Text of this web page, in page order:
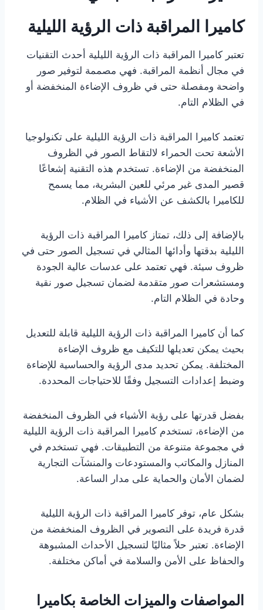
كاميرا المراقبة ذات الرؤية الليلية
تعتبر كاميرا المراقبة ذات الرؤية الليلية أحدث التقنيات
في مجال أنظمة المراقبة. فهي مصممة لتوفير صور
واضحة ومفصلة حتى في ظروف الإضاءة المنخفضة أو
في الظلام التام.
تعتمد كاميرا المراقبة ذات الرؤية الليلية على تكنولوجيا
الأشعة تحت الحمراء لالتقاط الصور في الظروف
المنخفضة من الإضاءة. تستخدم هذه التقنية إشعاعًا
قصير المدى غير مرئي للعين البشرية، مما يسمح
للكاميرا بالكشف عن الأشياء في الظلام.
بالإضافة إلى ذلك، تمتاز كاميرا المراقبة ذات الرؤية
الليلية بدقتها وأدائها المثالي في تسجيل الصور حتى في
ظروف سيئة. فهي تعتمد على عدسات عالية الجودة
ومستشعرات صور متقدمة لضمان تسجيل صور نقية
وحادة في الظلام التام.
كما أن كاميرا المراقبة ذات الرؤية الليلية قابلة للتعديل
بحيث يمكن تعديلها للتكيف مع ظروف الإضاءة
المختلفة. يمكن تحديد مدى الرؤية والحساسية للإضاءة
وضبط إعدادات التسجيل وفقًا للاحتياجات المحددة.
بفضل قدرتها على رؤية الأشياء في الظروف المنخفضة
من الإضاءة، تستخدم كاميرا المراقبة ذات الرؤية الليلية
في مجموعة متنوعة من التطبيقات. فهي تستخدم في
المنازل والمكاتب والمستودعات والمنشآت التجارية
لضمان الأمان والحماية على مدار الساعة.
بشكل عام، توفر كاميرا المراقبة ذات الرؤية الليلية
قدرة فريدة على التصوير في الظروف المنخفضة من
الإضاءة. تعتبر حلاً مثاليًا لتسجيل الأحداث المشبوهة
والحفاظ على الأمن والسلامة في أماكن مختلفة.
المواصفات والميزات الخاصة بكاميرا